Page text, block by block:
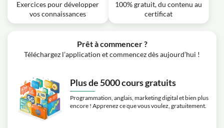
Exercice: _Quelle est la fonction utilisée pour déterminer
la longueur d'un champ dans Access ?
Exercices pour développer
vos connaissances
100% gratuit, du contenu au
certificat
Prêt à commencer ?
Téléchargez l’application et commencez dès aujourd’hui !
Plus de 5000 cours gratuits
Programmation, anglais, marketing digital et bien plus
encore ! Apprenez ce que vous voulez, gratuitement.